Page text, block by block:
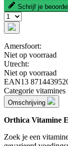
Schrijf je
Amersfoort:
Niet op voorraad
Utrecht:
Niet op voorraad
EAN13
Categorie vitamines
Omschrijving
Orthica Vitamine
Zoek je een